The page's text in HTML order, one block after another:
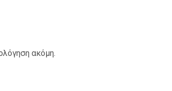
ακόμη.